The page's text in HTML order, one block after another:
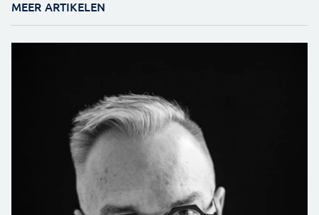
MEER ARTIKELEN